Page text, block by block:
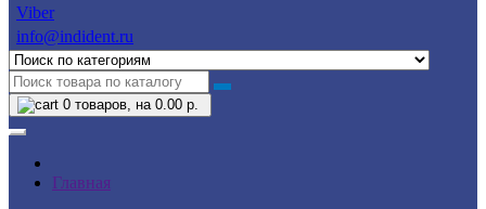
Viber
info@indident.ru
0 товаров, на 0.00 р.
Главная